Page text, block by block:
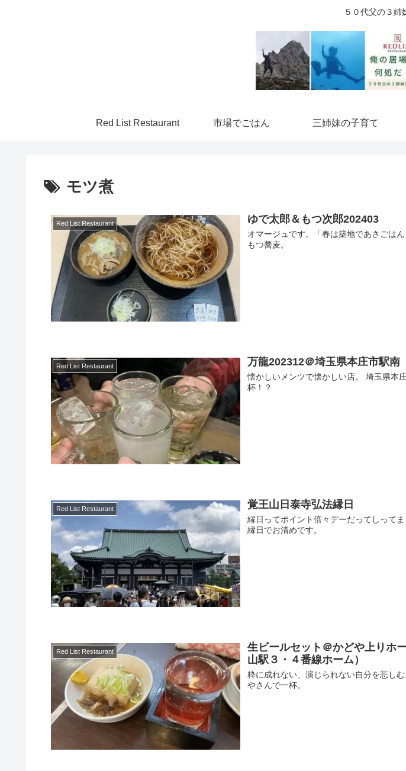
５０代父の３姉
Red List Restaurant 市場でごはん 三姉妹の子育て
モツ煮
Red List Restaurant ゆで太郎＆もつ次郎202403
オマージュです。「春は築地であさごは
もつ蕎麦。
Red List Restaurant 万龍202312＠埼玉県本庄市駅南
懐かしいメンツで懐かしい店。 埼玉県本
杯！？
Red List Restaurant 覚王山日泰寺弘法縁日
縁日ってポイント倍々デーだってしって
縁日でお清めです。
Red List Restaurant
生ビールセット＠かどや上りホ
山駅３・４番線ホーム）
粋に成れない、演じられない自分を悲し
やさんで一杯。